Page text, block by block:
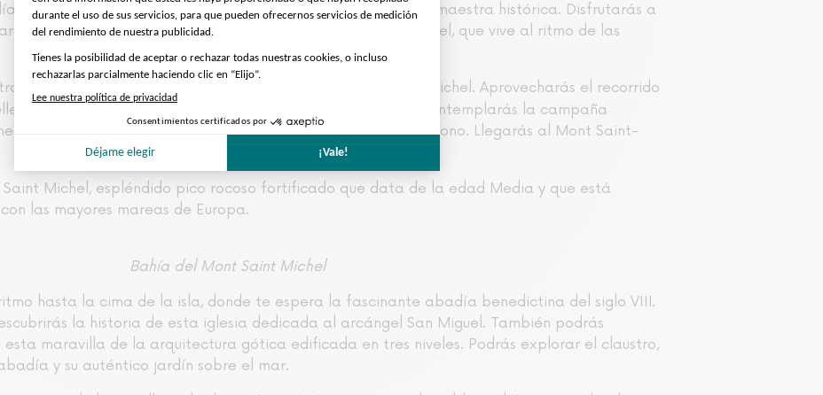
medieval situada en la cima de la isla, una verdadera obra maestra histórica. Disfrutarás a
y del espectáculo que rodea la bahía del Mont Saint Michel, que vive al ritmo de las
de París para pasar un día excepcional en el Mont Saint-Michel. Aprovecharás el recorrido
de los paisajes verdes que se sucederán ante tus ojos. Contemplarás la campaña
comentarios en nuestra audioguía descargada en su teléfono. Llegarás al Mont Saint-
Michel, espléndido pico rocoso fortificado que data de la edad Media y que está
las mayores mareas de Europa.
Bahía del Mont Saint Michel
hasta la cima de la isla, donde te espera la fascinante abadía benedictina del siglo VIII.
la historia de esta iglesia dedicada al arcángel San Miguel. También podrás
esta maravilla de la arquitectura gótica edificada en tres niveles. Podrás explorar el claustro,
y su auténtico jardín sobre el mar.